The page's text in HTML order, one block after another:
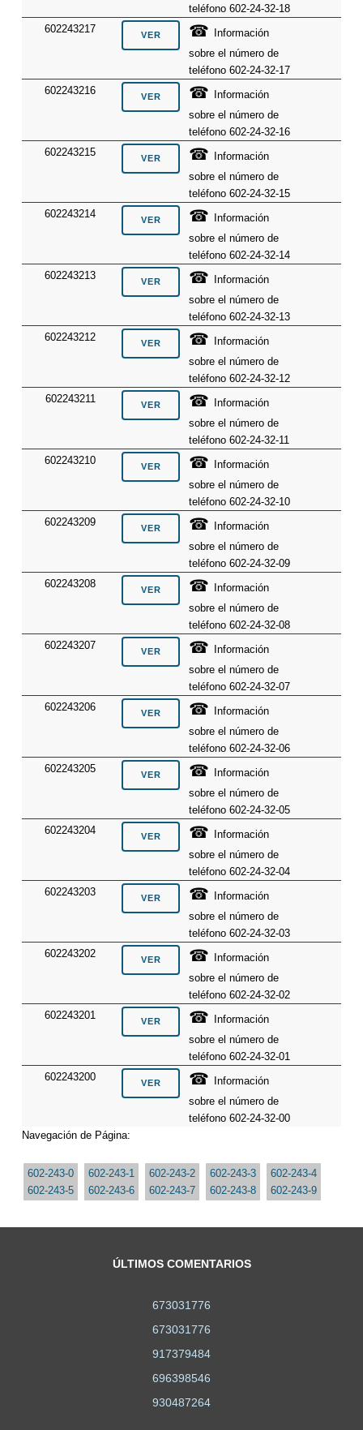
teléfono 602-24-32-18
602243217
☎ Información
sobre el número de
teléfono 602-24-32-17
602243216
☎ Información
sobre el número de
teléfono 602-24-32-16
602243215
☎ Información
sobre el número de
teléfono 602-24-32-15
602243214
☎ Información
sobre el número de
teléfono 602-24-32-14
602243213
☎ Información
sobre el número de
teléfono 602-24-32-13
602243212
☎ Información
sobre el número de
teléfono 602-24-32-12
602243211
☎ Información
sobre el número de
teléfono 602-24-32-11
602243210
☎ Información
sobre el número de
teléfono 602-24-32-10
602243209
☎ Información
sobre el número de
teléfono 602-24-32-09
602243208
☎ Información
sobre el número de
teléfono 602-24-32-08
602243207
☎ Información
sobre el número de
teléfono 602-24-32-07
602243206
☎ Información
sobre el número de
teléfono 602-24-32-06
602243205
☎ Información
sobre el número de
teléfono 602-24-32-05
602243204
☎ Información
sobre el número de
teléfono 602-24-32-04
602243203
☎ Información
sobre el número de
teléfono 602-24-32-03
602243202
☎ Información
sobre el número de
teléfono 602-24-32-02
602243201
☎ Información
sobre el número de
teléfono 602-24-32-01
602243200
☎ Información
sobre el número de
teléfono 602-24-32-00
Navegación de Página:
602-243-0 602-243-1 602-243-2 602-243-3
602-243-4
602-243-5
602-243-6 602-243-7 602-243-8 602-243-9
ÚLTIMOS COMENTARIOS
673031776
673031776
917379484
696398546
930487264